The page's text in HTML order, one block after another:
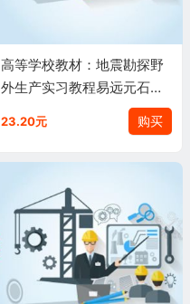
高等学校教材：地震勘探野
外生产实习教程易远元石油
工业出版社9787502187484
23.20元 购买